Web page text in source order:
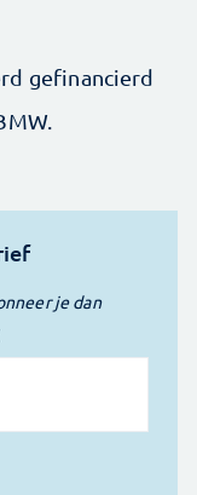
gefinancierd
je dan